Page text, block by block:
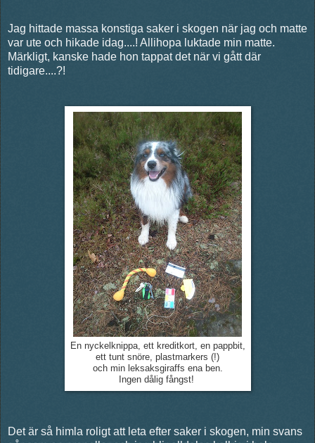
Jag hittade massa konstiga saker i skogen när jag och matte
var ute och hikade idag....! Allihopa luktade min matte.
Märkligt, kanske hade hon tappat det när vi gått där
tidigare....?!
En nyckelknippa, ett kreditkort, en pappbit,
ett tunt snöre, plastmarkers (!)
och min leksaksgiraffs ena ben.
Ingen dålig fångst!
Det är så himla roligt att leta efter saker i skogen, min svans